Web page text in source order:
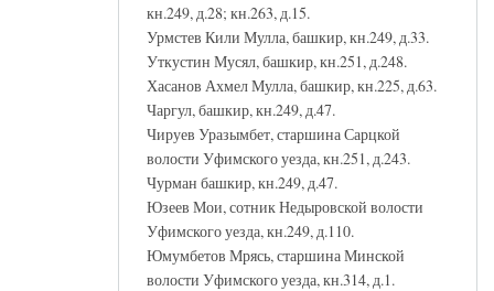
кн.249, д.28; кн.263, д.15.
Урмстев Кили Мулла, башкир, кн.249, д.33.
Уткустин Мусял, башкир, кн.251, д.248.
Хасанов Ахмел Мулла, башкир, кн.225, д.63.
Чаргул, башкир, кн.249, д.47.
Чируев Уразымбет, старшина Сарцкой
волости Уфимского уезда, кн.251, д.243.
Чурман башкир, кн.249, д.47.
Юзеев Мои, сотник Недыровской волости
Уфимского уезда, кн.249, д.110.
Юмумбетов Мрясь, старшина Минской
волости Уфимского уезда, кн.314, д.1.